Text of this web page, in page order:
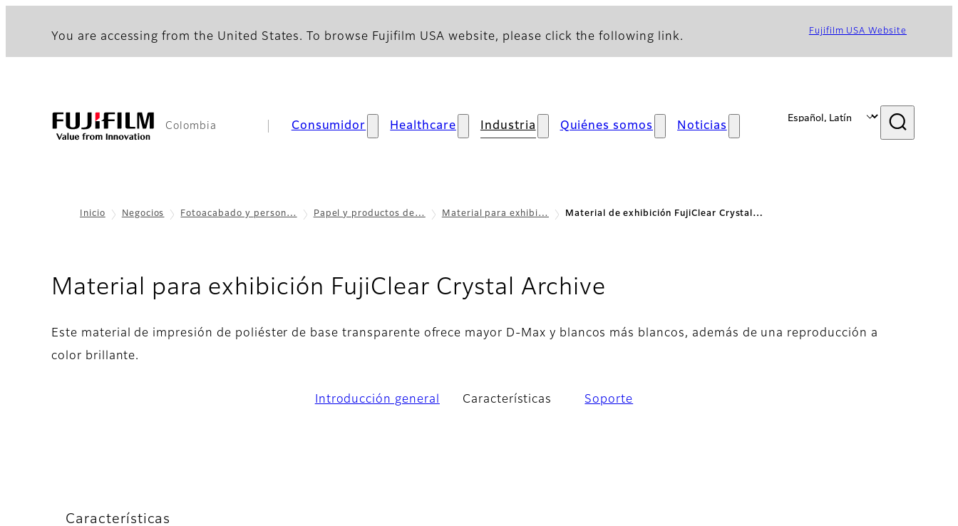
You are accessing from the United States. To browse Fujifilm USA website, please click the following link. Fujifilm USA Website
Colombia Consumidor Healthcare Industria Quiénes somos Noticias
Inicio Negocios Fotoacabado y person… Papel y productos de… Material para exhibi… Material de exhibición FujiClear Crystal…
Material para exhibición FujiClear Crystal Archive
Este material de impresión de poliéster de base transparente ofrece mayor D-Max y blancos más blancos, además de una reproducción a
color brillante.
Introducción general Características Soporte
Características